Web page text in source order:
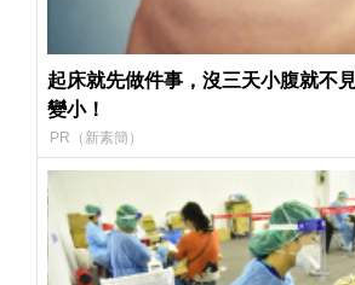
起床就先做件事，沒三天小腹就不
變小！
PR（新素簡）